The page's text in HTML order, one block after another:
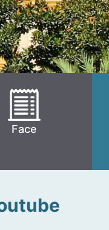
Face